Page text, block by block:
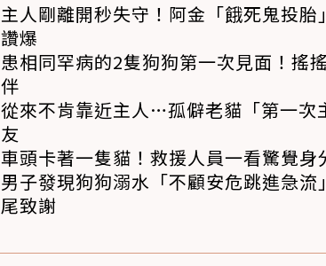
主人剛離開秒失守！阿金「餓死鬼投
讚爆
患相同罕病的2隻狗狗第一次見面！搖
伴
從來不肯靠近主人…孤僻老貓「第一次
友
車頭卡著一隻貓！救援人員一看驚覺身
男子發現狗狗溺水「不顧安危跳進急
尾致謝